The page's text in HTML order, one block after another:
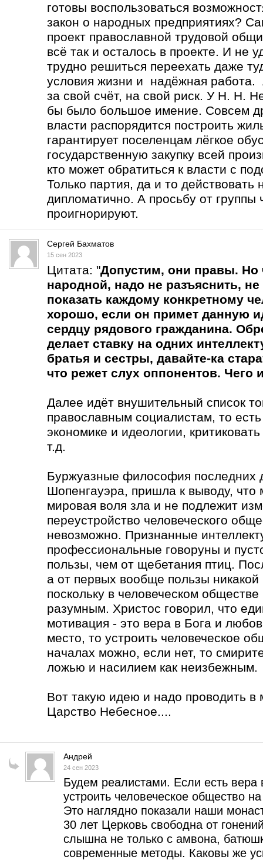
готовы воспользоваться
закон о народных предприятиях?
проект православной трудовой
всё так и осталось в проекте. И не
трудно решиться переехать даже
условия жизни и надёжная работа.
за свой счёт, на свой риск. У Н. Н.
бы было большое имение. Совсем
власти распорядится построить
гарантирует поселенцам лёгкое
государственную закупку всей
кто может обратиться к власти с
Только партия, да и то действовать
дипломатично. А просьбу от группы
проигнорируют.
Сергей Бахматов
15 сен 2023
Цитата: "Допустим, они правы. Но
народной, надо не разъяснить, не
показать каждому конкретному
хорошо, если он примет данную
сердцу рядового гражданина.
делает ставку на одних
братья и сестры, давайте-ка
что режет слух оппонентов. Чего
Далее идёт внушительный список
православным социалистам, то
экономике и идеологии,
т.д.
Буржуазные философия последних
Шопенгауэра, пришла к выводу, что
мировая воля зла и не подлежит
переустройство человеческого
невозможно. Признанные
профессиональные говоруны и
пользы, чем от щебетания птиц.
а от первых вообще пользы
поскольку в человеческом
разумным. Христос говорил, что
мотивация - это вера в Бога и
место, то устроить человеческое
началах можно, если нет, то
ложью и насилием как неизбежным.
Вот такую идею и надо проводить в
Царство Небесное....
Андрей
24 сен 2023
Будем реалистами. Если есть
устроить человеческое общество
Это наглядно показали наши
30 лет Церковь свободна от
слышна не только с амвона,
современные методы. Каковы же